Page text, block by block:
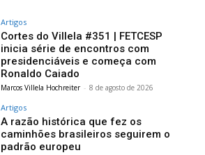
Artigos
Cortes do Villela #351 | FETCESP
inicia série de encontros com
presidenciáveis e começa com
Ronaldo Caiado
Marcos Villela Hochreiter - 8 de agosto de 2026
Artigos
A razão histórica que fez os
caminhões brasileiros seguirem o
padrão europeu